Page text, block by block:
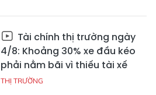
Tài chính thị trường ngày
4/8: Khoảng 30% xe đầu kéo
phải nằm bãi vì thiếu tài xế
THỊ TRƯỜNG